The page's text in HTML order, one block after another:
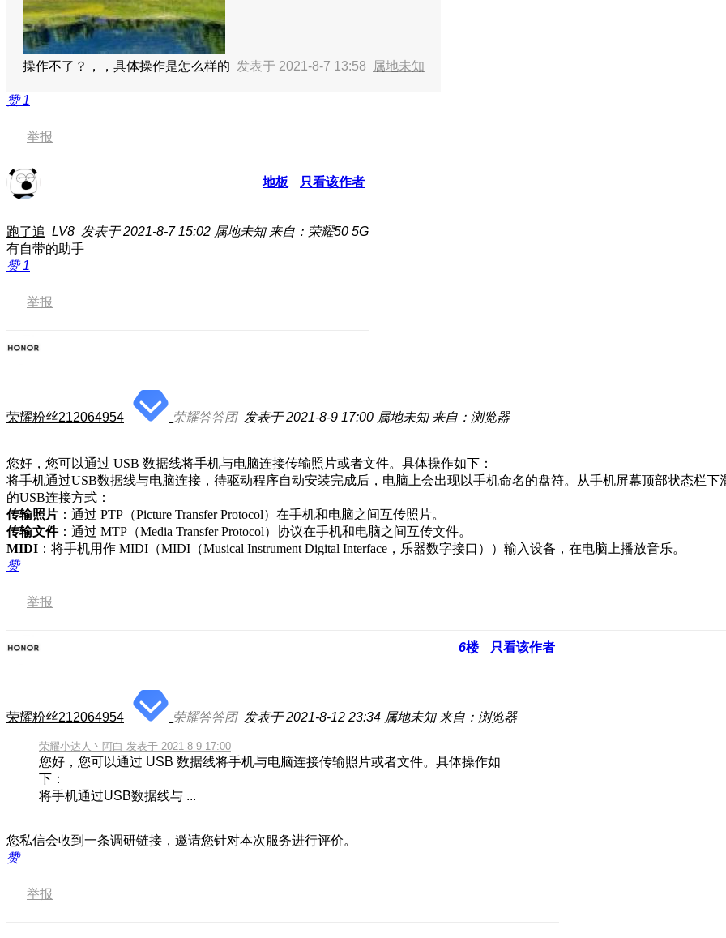
操作不了？，，具体操作是怎么样的 发表于 2021-8-7 13:58 属地未知
赞1
举报
地板 只看该作者
跑了追 LV8 发表于 2021-8-7 15:02 属地未知 来自：荣耀50 5G
有自带的助手
赞1
举报
荣耀粉丝212064954 荣耀答答团 发表于 2021-8-9 17:00 属地未知 来自：浏览器
您好，您可以通过 USB 数据线将手机与电脑连接传输照片或者文件。具体操作如下：
将手机通过USB数据线与电脑连接，待驱动程序自动安装完成后，电脑上会出现以手机命名的盘符。从手机屏幕顶部状态栏
的USB连接方式：
传输照片 ：通过 PTP（Picture Transfer Protocol）在手机和电脑之间互传照片。
传输文件：通过 MTP（Media Transfer Protocol）协议在手机和电脑之间互传文件。
MIDI ：将手机用作 MIDI（MIDI（Musical Instrument Digital Interface，乐器数字接口））输入设备，在电脑上播放音乐。
赞
举报
6楼 只看该作者
荣耀粉丝212064954 荣耀答答团 发表于 2021-8-12 23:34 属地未知 来自：浏览器
荣耀小达人丶阿白 发表于 2021-8-9 17:00
您好，您可以通过 USB 数据线将手机与电脑连接传输照片或者文件。具体操作如
下：
将手机通过USB数据线与 ...
您私信会收到一条调研链接，邀请您针对本次服务进行评价。
赞
举报